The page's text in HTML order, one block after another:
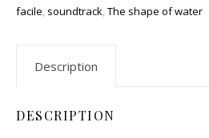
facile, soundtrack,The shape of water
Description
DESCRIPTION